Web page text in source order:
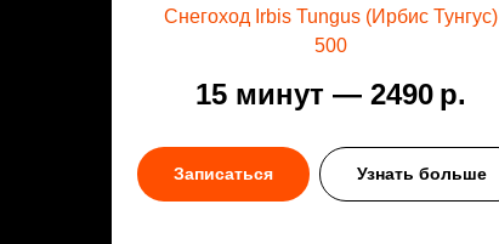
Снегоход Irbis Tungus (Ирбис Тунгус)
500
15 минут — 2490 р.
Записаться Узнать больше